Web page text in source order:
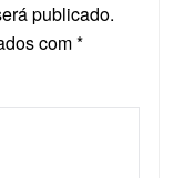
publicado.
com*